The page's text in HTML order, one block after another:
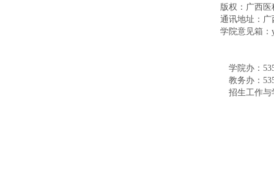
版权：广西
通讯地址：广
学院意见箱：
学院办：
教务办：
招生工作与